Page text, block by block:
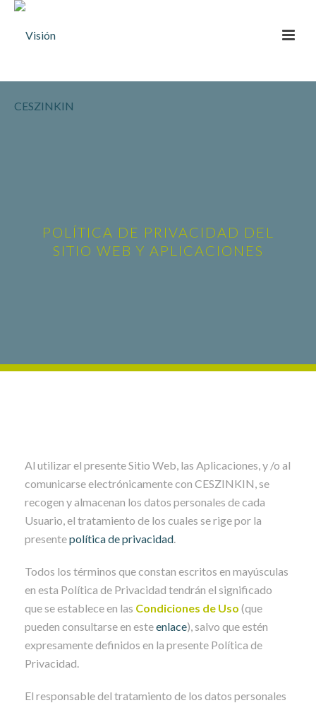
POLÍTICA DE PRIVACIDAD DEL
SITIO WEB Y APLICACIONES
Al utilizar el presente Sitio Web, las Aplicaciones, y /o al
comunicarse electrónicamente con CESZINKIN, se
recogen y almacenan los datos personales de cada
Usuario, el tratamiento de los cuales se rige por la
presentepolítica de privacidad.
Todos los términos que constan escritos en mayúsculas
en esta Política de Privacidad tendrán el significado
que se establece en las Condiciones de Uso (que
pueden consultarse en esteenlace), salvo que estén
expresamente definidos en la presente Política de
Privacidad.
El responsable del tratamiento de los datos personales